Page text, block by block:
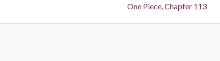
Next:
One Piece, Chapter 113